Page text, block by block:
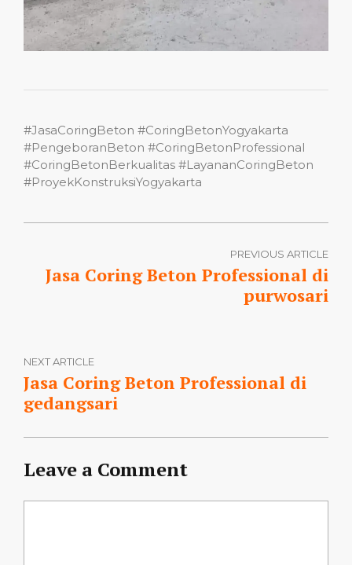
#JasaCoringBeton #CoringBetonYogyakarta
#PengeboranBeton #CoringBetonProfessional
#CoringBetonBerkualitas #LayananCoringBeton
#ProyekKonstruksiYogyakarta
PREVIOUS ARTICLE
Jasa Coring Beton Professional di
purwosari
NEXT ARTICLE
Jasa Coring Beton Professional di
gedangsari
Leave a Comment